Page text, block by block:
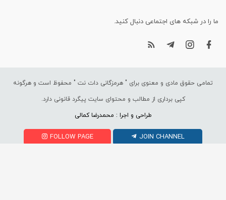
ما را در شبکه های اجتماعی دنبال کنید.
تمامی حقوق مادی و معنوی برای " هرمزگانی دات نت " محفوظ است و هرگونه
کپی برداری از مطالب و محتوای سایت پیگرد قانونی دارد.
طراحی و اجرا : محمدرضا کمالی
FOLLOW PAGE JOIN CHANNEL